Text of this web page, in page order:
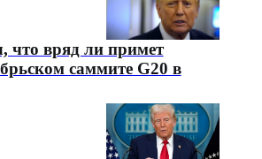
что вряд ли примет
саммите G20 в